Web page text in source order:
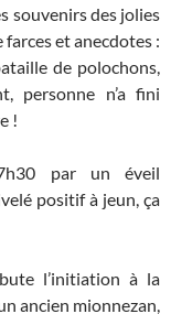
souvenirs des jolies
farces et anecdotes :
de polochons,
personne n’a fini
!
par un éveil
positif à jeun, ça
l’initiation à la
ancien mionnezan,